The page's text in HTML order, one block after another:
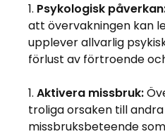
Psykologisk
att övervakningen kan
upplever allvarlig
förlust av förtroende
Aktivera missbruk:
troliga orsaken till
missbruksbeteende